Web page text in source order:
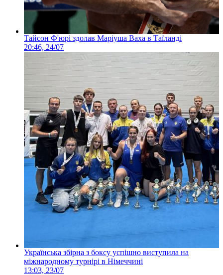
Тайсон Ф'юрі здолав Маріуша Ваха в Таїланді
20:46, 24/07
Українська збірна з боксу успішно виступила на
міжнародному турнірі в Німеччині
13:03, 23/07